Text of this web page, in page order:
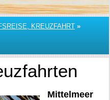
KREUZFAHRT »
Mittelmeer